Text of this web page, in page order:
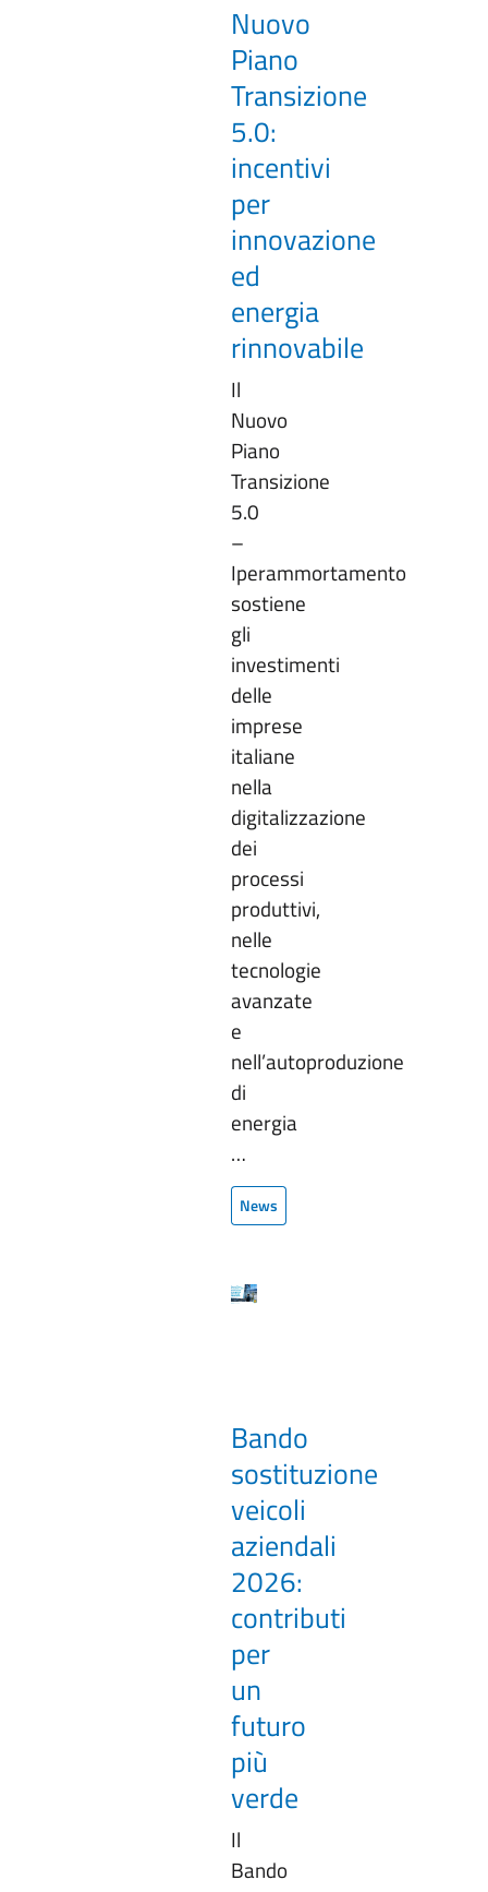
Nuovo
Piano
Transizione
5.0:
incentivi
per
innovazione
ed
energia
rinnovabile
Il
Nuovo
Piano
Transizione
5.0
–
Iperammortamento
sostiene
gli
investimenti
delle
imprese
italiane
nella
digitalizzazione
dei
processi
produttivi,
nelle
tecnologie
avanzate
e
nell’autoproduzione
di
energia
…
News
Bando
sostituzione
veicoli
aziendali
2026:
contributi
per
un
futuro
più
verde
Il
Bando